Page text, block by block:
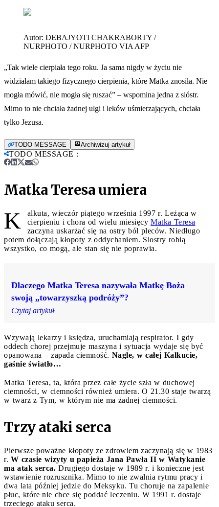
Autor: DEBAJYOTI CHAKRABORTY /
NURPHOTO / NURPHOTO VIA AFP
„Tak wiele cierpiała tego roku. Ja sama nigdy w życiu nie
widziałam takiego fizycznego cierpienia, które Matka znosiła. Nie
mogła mówić, nie mogła się ruszać” – wspomina jedna z sióstr.
Mimo to nie chciała żadnej ulgi i leków uśmierzających, chciała
tylko Jezusa.
TODO MESSAGE Archiwizuj artykuł
TODO MESSAGE :
Matka Teresa umiera
K
alkuta, wieczór piątego września 1997 r. Leżąca w
cierpieniu i chora od wielu miesięcy Matka Teresa
zaczyna uskarżać się na ostry ból pleców. Niedługo
potem dołączają kłopoty z oddychaniem. Siostry robią
wszystko, co mogą, ale stan się nie poprawia.
Dlaczego Matka Teresa nazywała Matkę Boża
swoją „towarzyszką podróży”?
Czytaj artykuł
Wzywają lekarzy i księdza, uruchamiają respirator. I gdy
oddech chorej przejmuje maszyna i sytuacja wydaje się być
opanowana – zapada ciemność. Nagle, w całej Kalkucie,
gaśnie światło…
Matka Teresa, ta, która przez całe życie szła w duchowej
ciemności, w ciemności również umiera. O 21.30 staje twarzą
w twarz z Tym, w którym nie ma żadnej ciemności.
Trzy ataki serca
Pierwsze poważne kłopoty ze zdrowiem zaczynają się w 1983
r. W czasie wizyty u papieża Jana Pawła II w Watykanie
ma atak serca. Drugiego dostaje w 1989 r. i konieczne jest
wstawienie rozrusznika. Mimo to nie zwalnia rytmu pracy i
dwa lata później jedzie do Meksyku. Tu choruje na zapalenie
płuc, które nie chce się poddać leczeniu. W 1991 r. dostaje
trzeciego ataku serca.